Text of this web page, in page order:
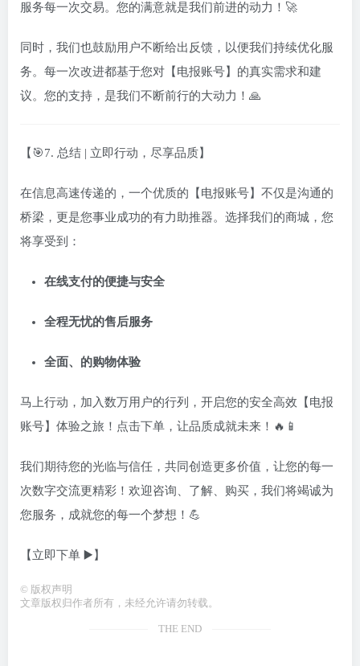
服务每一次交易。您的满意就是我们前进的动力！🚀
同时，我们也鼓励用户不断给出反馈，以便我们持续优化服
务。每一次改进都基于您对【电报账号】的真实需求和建
议。您的支持，是我们不断前行的大动力！🙏
【🎯7. 总结 | 立即行动，尽享品质】
在信息高速传递的，一个优质的【电报账号】不仅是沟通的
桥梁，更是您事业成功的有力助推器。选择我们的商城，您
将享受到：
在线支付的便捷与安全
全程无忧的售后服务
全面、的购物体验
马上行动，加入数万用户的行列，开启您的安全高效【电报
账号】体验之旅！点击下单，让品质成就未来！🔥📱
我们期待您的光临与信任，共同创造更多价值，让您的每一
次数字交流更精彩！欢迎咨询、了解、购买，我们将竭诚为
您服务，成就您的每一个梦想！💪
【立即下单 ▶️】
© 版权声明
文章版权归作者所有，未经允许请勿转载。
THE END